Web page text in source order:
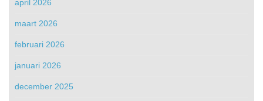
april 2026
maart 2026
februari 2026
januari 2026
december 2025